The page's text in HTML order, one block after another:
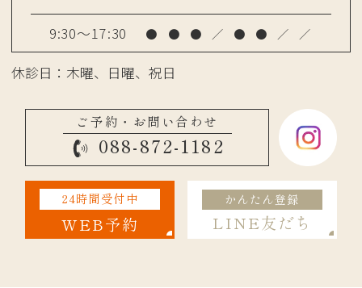
9:30～17:30 ● ● ● ／ ● ● ／ ／
休診日：木曜、日曜、祝日
ご予約・お問い合わせ
088-872-1182
24時間受付中
WEB予約
かんたん登録
LINE友だち